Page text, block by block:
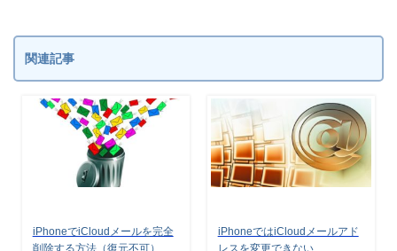
関連記事
iPhoneでiCloudメールを完全
削除する方法（復元不可）
iPhoneではiCloudメールアド
レスを変更できない